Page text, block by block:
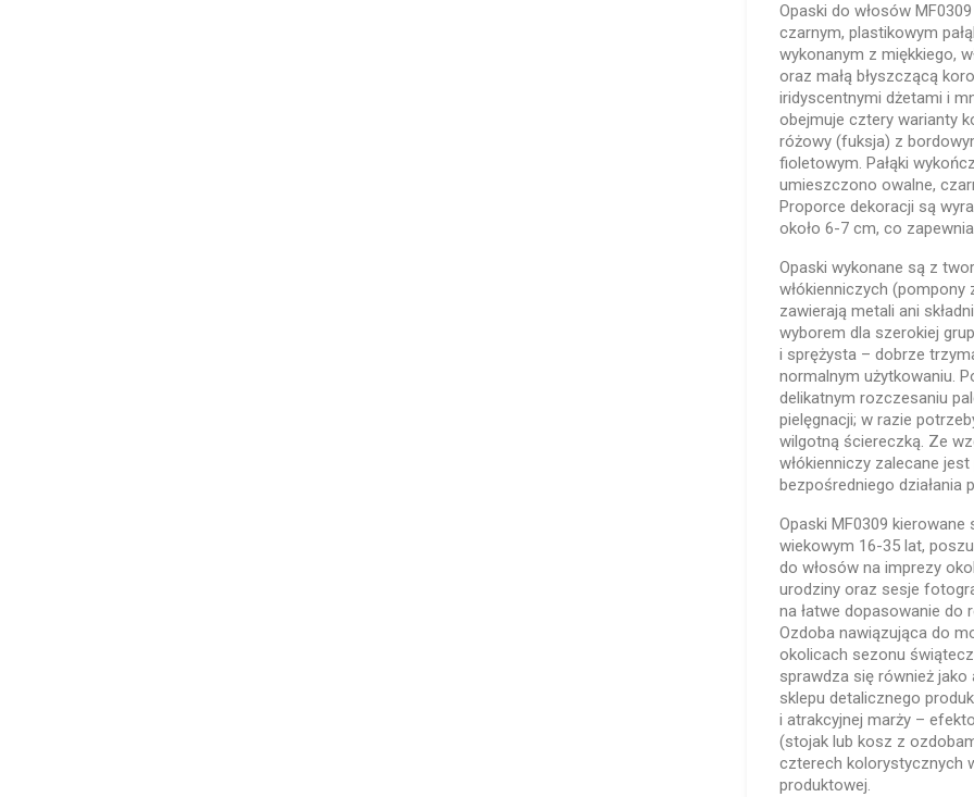
Opaski do włosów
czarnym, plastikowym
wykonanym z miękkiego,
oraz małą błyszczącą
iridyscentnymi dżetami i
obejmuje cztery warianty
różowy (fuksja) z
fioletowym. Pałąki
umieszczono owalne,
Proporce dekoracji są
około 6-7 cm, co
Opaski wykonane są z
włókienniczych (pompony
zawierają metali ani
wyborem dla szerokiej
i sprężysta – dobrze
normalnym użytkowaniu.
delikatnym rozczesaniu
pielęgnacji; w razie
wilgotną ściereczką. Ze
włókienniczy zalecane
bezpośredniego działania
Opaski MF0309
wiekowym 16-35 lat,
do włosów na imprezy
urodziny oraz sesje
na łatwe dopasowanie do
Ozdoba nawiązująca do
okolicach sezonu
sprawdza się również jako
sklepu detalicznego
i atrakcyjnej marży –
(stojak lub kosz z
czterech kolorystycznych
produktowej.